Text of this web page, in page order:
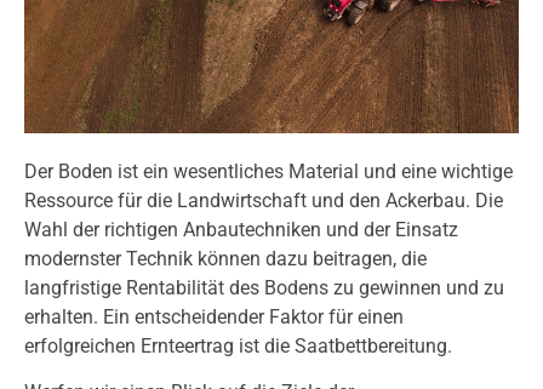
Der Boden ist ein wesentliches Material und eine wichtige
Ressource für die Landwirtschaft und den Ackerbau. Die
Wahl der richtigen Anbautechniken und der Einsatz
modernster Technik können dazu beitragen, die
langfristige Rentabilität des Bodens zu gewinnen und zu
erhalten. Ein entscheidender Faktor für einen
erfolgreichen Ernteertrag ist die Saatbettbereitung.